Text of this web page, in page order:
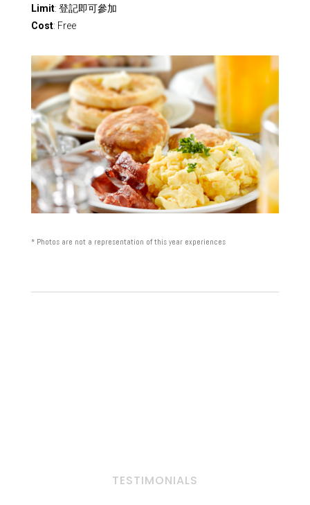
Limit: 登記即可參加
Cost: Free
* Photos are not a representation of this year experiences
TESTIMONIALS